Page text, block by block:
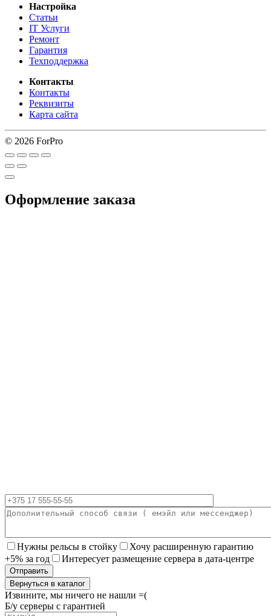
Настройка
Статьи
IT Услуги
Ремонт
Гарантия
Техподдержка
Контакты
Контакты
Реквизиты
Карта сайта
© 2026 ForPro
Оформление заказа
Нужны рельсы в стойку
Хочу расширенную гарантию
+5% за год
Интересует размещение сервера в дата-центре
Вернуться в каталог
Извините, мы ничего не нашли =(
Б/у серверы с гарантией